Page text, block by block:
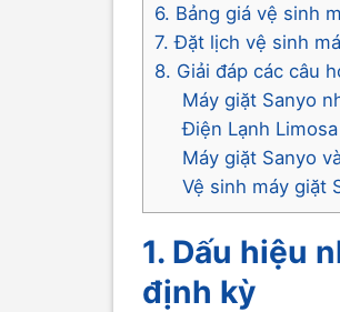
6. Bảng giá vệ sinh
7. Đặt lịch vệ sinh
8. Giải đáp các câu
Máy giặt Sanyo
Điện Lạnh
Máy giặt Sanyo
Vệ sinh máy giặt
1. Dấu hiệu
định kỳ